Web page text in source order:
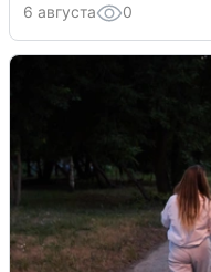
6 августа 0